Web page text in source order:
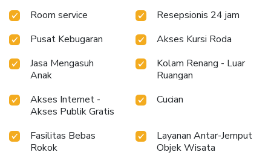
Room service
Resepsionis 24 jam
Pusat Kebugaran
Akses Kursi Roda
Jasa Mengasuh
Anak
Kolam Renang - Luar
Ruangan
Akses Internet -
Akses Publik Gratis
Cucian
Fasilitas Bebas
Rokok
Layanan Antar-Jemput
Objek Wisata